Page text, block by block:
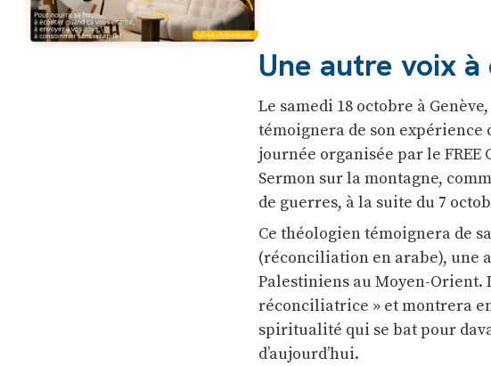
Une autre voix
Le samedi 18 octobre à
témoignera de son
journée organisée par le FREE
Sermon sur la montagne,
de guerres, à la suite du 7
Ce théologien témoignera de
(réconciliation en arabe), une
Palestiniens au Moyen-Orient.
réconciliatrice » et montrera
spiritualité qui se bat pour
d’aujourd’hui.